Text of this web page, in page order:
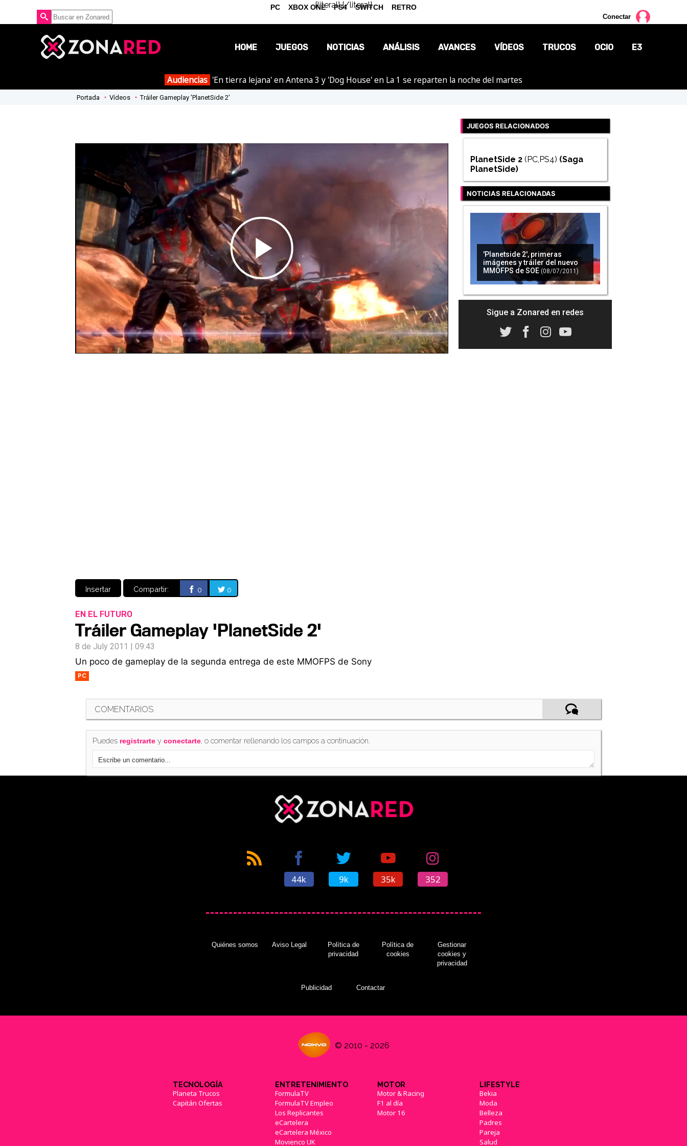
{literal}{/literal}
Conectar
HOME JUEGOS NOTICIAS
OPINIÓN
ANÁLISIS AVANCES VÍDEOS TRUCOS OCIO E3
Audiencias 'En tierra lejana' en Antena 3 y 'Dog House' en La 1 se reparten la noche del martes
Portada Vídeos Tráiler Gameplay 'PlanetSide 2'
Play
Video
Insertar Compartir: 0 0
EN EL FUTURO
Tráiler Gameplay 'PlanetSide 2'
8 de July 2011 | 09:43
Un poco de gameplay de la segunda entrega de este MMOFPS de Sony
PC
JUEGOS RELACIONADOS
PlanetSide 2 (PC,PS4) (Saga
PlanetSide)
NOTICIAS RELACIONADAS
'Planetside 2', primeras
imágenes y tráiler del nuevo
MMOFPS de SOE (08/07/2011)
Sigue a Zonared en redes
COMENTARIOS
Puedes registrartey conectarte, o comentar rellenando los campos a continuación.
PC XBOX ONE PS4 SWITCH RETRO
44k 9k 35k 352
Quiénes somos Aviso Legal
Política de
privacidad
Política de
cookies
Gestionar
cookies y
privacidad
Publicidad Contactar
© 2010 - 2026
TECNOLOGÍA
Planeta Trucos
Capitán Ofertas
ENTRETENIMIENTO
FormulaTV
FormulaTV Empleo
Los Replicantes
eCartelera
eCartelera México
Movienco UK
MOTOR
Motor & Racing
F1 al día
Motor 16
LIFESTYLE
Bekia
Moda
Belleza
Padres
Pareja
Salud